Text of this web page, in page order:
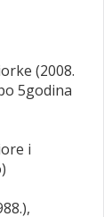
(2008.
5godina
i